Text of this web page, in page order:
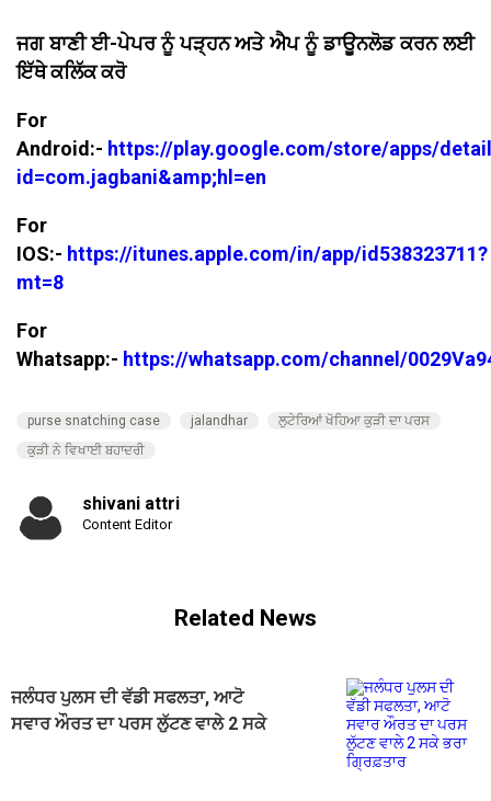
ਜਗ ਬਾਣੀ ਈ-ਪੇਪਰ ਨੂੰ ਪੜ੍ਹਨ ਅਤੇ ਐਪ ਨੂੰ ਡਾਊਨਲੋਡ ਕਰਨ ਲਈ
ਇੱਥੇ ਕਲਿੱਕ ਕਰੋ
For
Android:- https://play.google.com/store/apps/
id=com.jagbani&amp;hl=en
For
IOS:- https://itunes.apple.com/in/app/id538323711?
mt=8
For
Whatsapp:- https://whatsapp.com/channel/
purse snatching case jalandhar
ਲੁਟੇਰਿਆਂ ਖੋਹਿਆ ਕੁੜੀ ਦਾ ਪਰਸ
ਕੁੜੀ ਨੇ ਵਿਖਾਈ ਬਹਾਦਰੀ
shivani attri
Content Editor
Related News
ਜਲੰਧਰ ਪੁਲਸ ਦੀ ਵੱਡੀ ਸਫਲਤਾ, ਆਟੋ
ਸਵਾਰ ਔਰਤ ਦਾ ਪਰਸ ਲੁੱਟਣ ਵਾਲੇ 2 ਸਕੇ